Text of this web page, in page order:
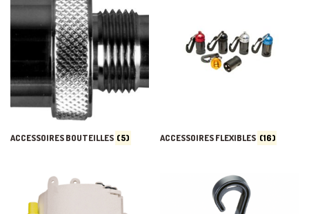
ACCESSOIRES BOUTEILLES (5) ACCESSOIRES FLEXIBLES (16)